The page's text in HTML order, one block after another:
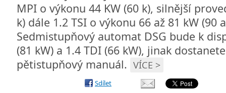
MPI o výkonu 44 KW (60 k), silnější
k) dále 1.2 TSI o výkonu 66 až 81 kW (90
Sedmistupňový automat DSG bude k
(81 kW) a 1.4 TDI (66 kW), jinak
pětistupňový manuál. VÍCE >
Sdílet